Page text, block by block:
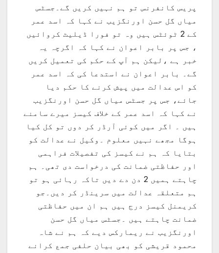
پریس کانفرنس تو ہم نہیں کریں گے۔جسٹس
میاں گل حسن اورنگزیب نے کہا کہ اسد عمر
کے 2 ٹوئٹس ہیں وہ تو فورا ڈیلیٹ کروائیں
، جس پر بابر اعوان نے کہا کہ اگرچہ یہ
خبر ہے ،لیکن ہم آپ کے حکم کی تعمیل کریں
گے۔ بابر اعوان نے استدعا کی کہ اسد عمر
کو اس عدالت میں پیش کرنے کا حکم دیا
جائے، جس پر جسٹس میاں گل حسن اورنگزیب
نے کہا کہ اسد عمر کے خلاف کیسز میرے سامنے
ہیں ۔ اگر میں کوئی آرڈر کر دوں تو کل کیا
ہوگا مجھے نہیں معلوم ۔وکیل نے عدالت کو
بتایا کہ ہم نے کیسز کی تفصیلات فراہمی
اور حفاظتی ضمانت کی درخواست دی تھی۔ ہم
چاہتے ہمیں 2 دن دے دیں تاکہ رہائی ہو تو
ہم متعلقہ عدالت میں سرینڈر کر دیں۔جو
کریمنل کیسز درج ہیں ہم ان میں حفاظتی
ضمانت چاہتے ہیں ۔جسٹس میاں گل حسن
اورنگزیب نے ریمارکس دیے کہ ہم نے شاہ
محمود قریشی کو بھی بیان حلفی جمع کرانے